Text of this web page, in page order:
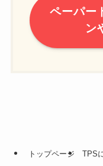
ペーパー
ン
トップページ TPS